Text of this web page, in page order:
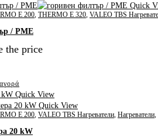
Quick
E 200, THERMO E 320, VALEO TBS
/ PME
the price
Quick View
Quick View
E 200, VALEO TBS Нагреватели, Нагреватели,
20 kW